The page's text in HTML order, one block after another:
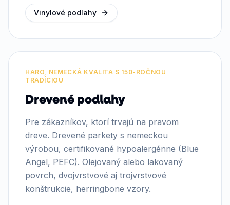
Vinylové podlahy
HARO, NEMECKÁ KVALITA S 150-ROČNOU
TRADÍCIOU
Drevené podlahy
Pre zákazníkov, ktorí trvajú na pravom
dreve. Drevené parkety s nemeckou
výrobou, certifikované hypoalergénne (Blue
Angel, PEFC). Olejovaný alebo lakovaný
povrch, dvojvrstvové aj trojvrstvové
konštrukcie, herringbone vzory.